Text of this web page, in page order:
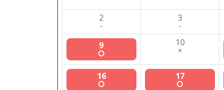
2
-
3
-
9
○
10
×
16
○
17
○